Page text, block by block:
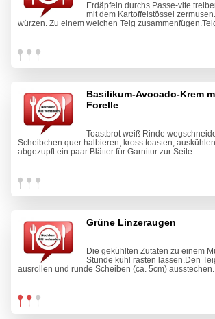
Erdäpfeln durchs Passe-vite
mit dem Kartoffelstössel
würzen. Zu einem weichen Teig
Basilikum-Avocado-Krem
Forelle
Toastbrot weiß Rinde
Scheibchen quer halbieren, kross toasten,
abgezupft ein paar Blätter für Garnitur zur Seite...
Grüne Linzeraugen
Die gekühlten Zutaten zu einem
Stunde kühl rasten lassen.Den
ausrollen und runde Scheiben (ca. 5cm) ausstechen.